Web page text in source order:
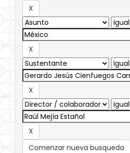
Comenzar nueva busqueda